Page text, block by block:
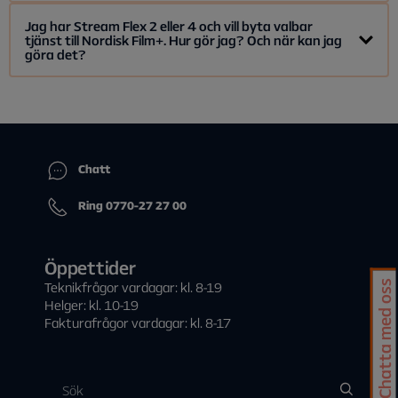
Nej, att kunna ladda ner innehåll och titta offline är en
funktionalitet som inte finns i Allente-appen.
Jag har Stream Flex 2 eller 4 och vill byta valbar
tjänst till Nordisk Film+. Hur gör jag? Och när kan jag
göra det?
”Extra streamingtjänster”. När du bytt till Extra
våra boxar Allente 1 och OnePlace.
Chatt
Ring 0770-27 27 00
Öppettider
Teknikfrågor vardagar: kl. 8-19
Helger: kl. 10-19
Fakturafrågor vardagar: kl. 8-17
Chatta med oss